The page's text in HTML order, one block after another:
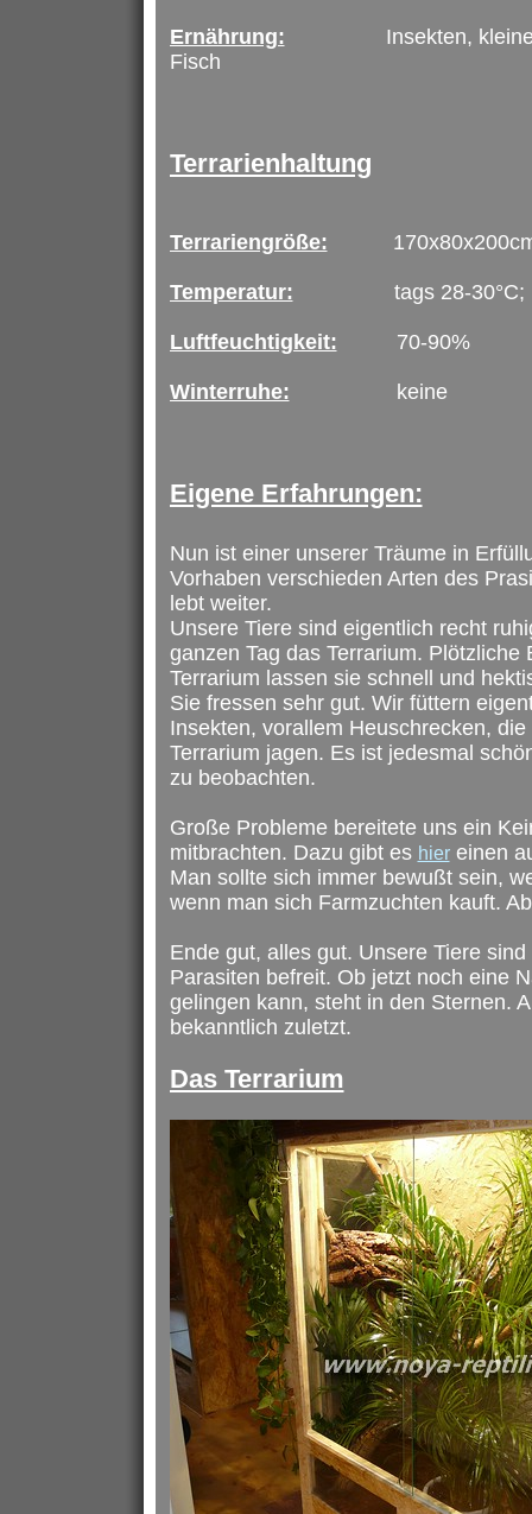
Ernährung: Insekten, kleinen
Fisch
Terrarienhaltung
Terrariengröße: 170x80x200cm
Temperatur: tags 28-30°C;
Luftfeuchtigkeit: 70-90%
Winterruhe: keine
Eigene Erfahrungen:
Nun ist einer unserer Träume in
Vorhaben verschieden Arten des
lebt weiter.
Unsere Tiere sind eigentlich recht
ganzen Tag das Terrarium. Plötzliche
Terrarium lassen sie schnell und
Sie fressen sehr gut. Wir füttern
Insekten, vorallem Heuschrecken,
Terrarium jagen. Es ist jedesmal
zu beobachten.
Große Probleme bereitete uns ein
mitbrachten. Dazu gibt es hiereinen
Man sollte sich immer bewußt sein,
wenn man sich Farmzuchten kauft.
Ende gut, alles gut. Unsere Tiere
Parasiten befreit. Ob jetzt noch eine
gelingen kann, steht in den Sternen.
bekanntlich zuletzt.
Das Terrarium